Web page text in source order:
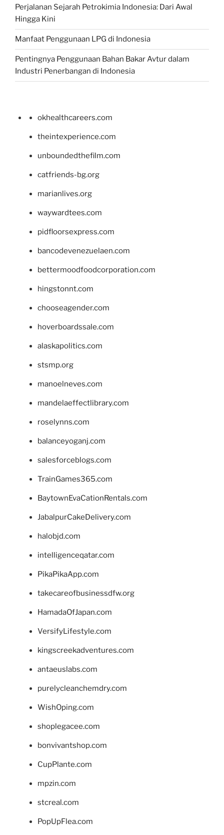
Perjalanan Sejarah Petrokimia Indonesia: Dari Awal
Hingga Kini
Manfaat Penggunaan LPG di Indonesia
Pentingnya Penggunaan Bahan Bakar Avtur dalam
Industri Penerbangan di Indonesia
okhealthcareers.com
theintexperience.com
unboundedthefilm.com
catfriends-bg.org
marianlives.org
waywardtees.com
pidfloorsexpress.com
bancodevenezuelaen.com
bettermoodfoodcorporation.com
hingstonnt.com
chooseagender.com
hoverboardssale.com
alaskapolitics.com
stsmp.org
manoelneves.com
mandelaeffectlibrary.com
roselynns.com
balanceyoganj.com
salesforceblogs.com
TrainGames365.com
BaytownEvaCationRentals.com
JabalpurCakeDelivery.com
halobjd.com
intelligenceqatar.com
PikaPikaApp.com
takecareofbusinessdfw.org
HamadaOfJapan.com
VersifyLifestyle.com
kingscreekadventures.com
antaeuslabs.com
purelycleanchemdry.com
WishOping.com
shoplegacee.com
bonvivantshop.com
CupPlante.com
mpzin.com
stcreal.com
PopUpFlea.com